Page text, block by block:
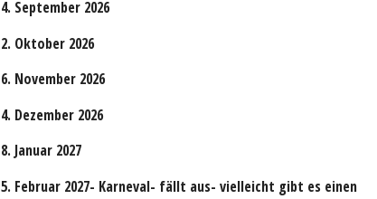
4. September 2026
2. Oktober 2026
6. November 2026
4. Dezember 2026
8. Januar 2027
5. Februar 2027- Karneval- fällt aus- vielleicht gibt es einen